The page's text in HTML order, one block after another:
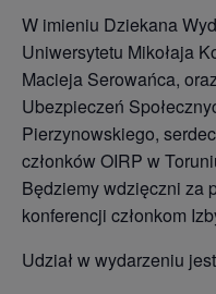
W imieniu Dziekana
Uniwersytetu Mikołaja
Macieja Serowańca,
Ubezpieczeń
Pierzynowskiego,
członków OIRP w
Będziemy wdzięczni za
konferencji członkom
Udział w wydarzeniu